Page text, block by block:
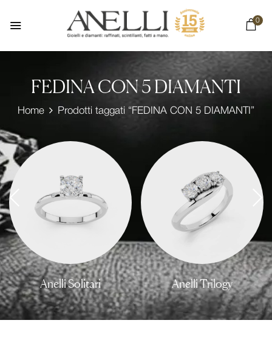
0
FEDINA CON 5 DIAMANTI
Home Prodotti taggati “FEDINA CON 5 DIAMANTI”
Anelli Solitari Anelli Trilogy